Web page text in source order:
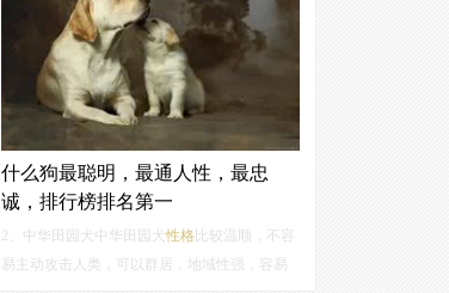
指的是狗狗对待身边的人和物的态
什么狗最聪明，最通人性，最忠
诚，排行榜排名第一
2、中华田园犬中华田园犬 性格 比较温顺，不容
易主动攻击人类，可以群居，地域性强，容易